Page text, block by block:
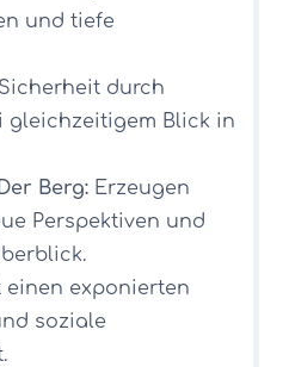
und tiefe
durch
gleichzeitigem Blick in
Berg: Erzeugen
Perspektiven und
einen exponierten
soziale